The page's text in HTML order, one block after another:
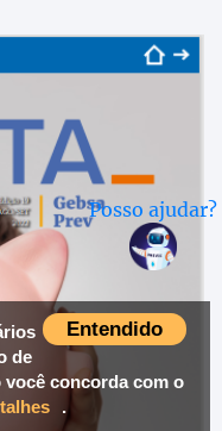
Entendido
de
concorda com o
.
Posso ajudar?